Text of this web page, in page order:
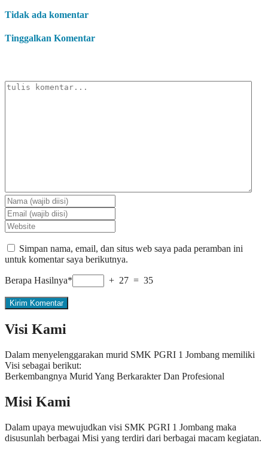
Tidak ada komentar
Tinggalkan Komentar
Simpan nama, email, dan situs web saya pada peramban ini
untuk komentar saya berikutnya.
Berapa Hasilnya* + 27 = 35
Visi Kami
Dalam menyelenggarakan murid SMK PGRI 1 Jombang memiliki
Visi sebagai berikut:
Berkembangnya Murid Yang Berkarakter Dan Profesional
Misi Kami
Dalam upaya mewujudkan visi SMK PGRI 1 Jombang maka
disusunlah berbagai Misi yang terdiri dari berbagai macam kegiatan.